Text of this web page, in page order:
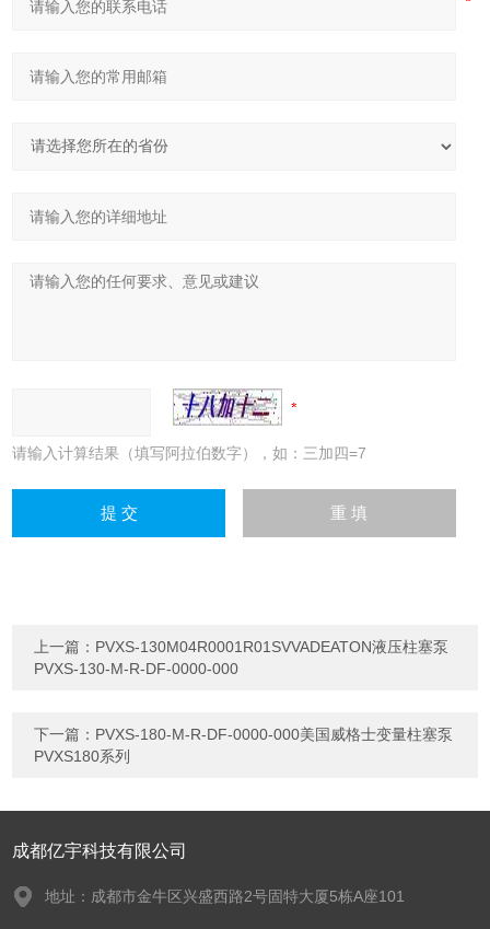
请输入计算结果（填写阿拉伯数字），如：三加四=7
上一篇： PVXS-130M04R0001R01SVVADEATON液压柱塞泵
PVXS-130-M-R-DF-0000-000
下一篇： PVXS-180-M-R-DF-0000-000美国威格士变量柱塞泵
PVXS180系列
成都亿宇科技有限公司
地址：成都市金牛区兴盛西路2号固特大厦5栋A座101